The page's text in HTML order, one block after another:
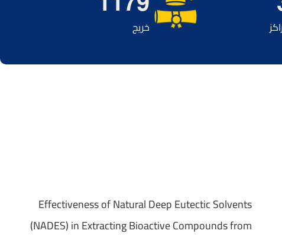
خريج
Effectiveness of Natural Deep Eutectic Solvents
(NADES) in Extracting Bioactive Compounds from